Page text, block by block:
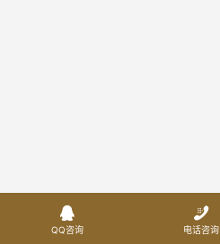

QQ咨询

电话咨询